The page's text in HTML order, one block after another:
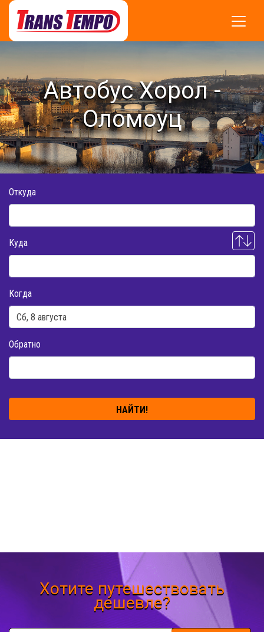
Автобус Хорол -
Оломоуц
Откуда
Куда
Когда
Обратно
НАЙТИ!
Хотите путешествовать
дешевле?